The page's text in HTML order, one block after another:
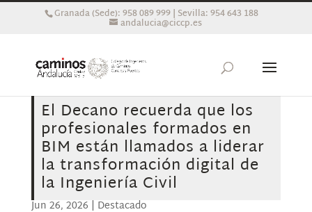
Granada (Sede): 958 089 999 | Sevilla: 954 643 188
andalucia@ciccp.es
El Decano recuerda que los
profesionales formados en
BIM están llamados a liderar
la transformación digital de
la Ingeniería Civil
Jun 26, 2026 | Destacado